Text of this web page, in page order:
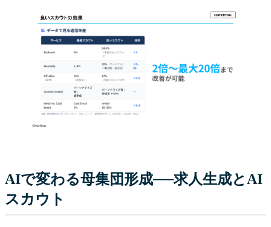
AIで変わる母集団形成──求人生成とAI
スカウト